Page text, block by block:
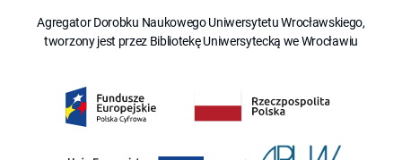
Agregator Dorobku Naukowego Uniwersytetu Wrocławskiego,
tworzony jest przez Bibliotekę Uniwersytecką we Wrocławiu